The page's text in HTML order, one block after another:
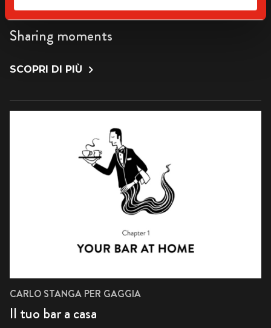
Sharing moments
SCOPRI DI PIÙ
CARLO STANGA PER GAGGIA
Il tuo bar a casa